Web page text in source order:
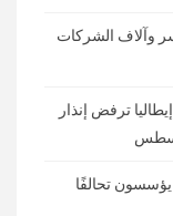
وآلاف الشركات
ترفض إنذار
يؤسسون تحالفًا